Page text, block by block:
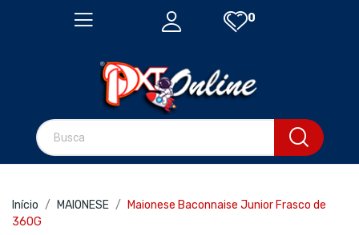
0
Início MAIONESE
Maionese Baconnaise Junior Frasco de
360G